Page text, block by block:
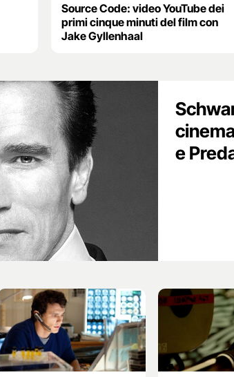
Source Code: video YouTube dei
primi cinque minuti del film con
Jake Gyllenhaal
e